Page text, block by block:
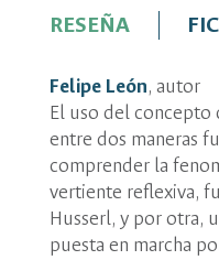
RESEÑA
Felipe León, autor
El uso del concepto
entre dos maneras
comprender la
vertiente reflexiva,
Husserl, y por otra,
puesta en marcha